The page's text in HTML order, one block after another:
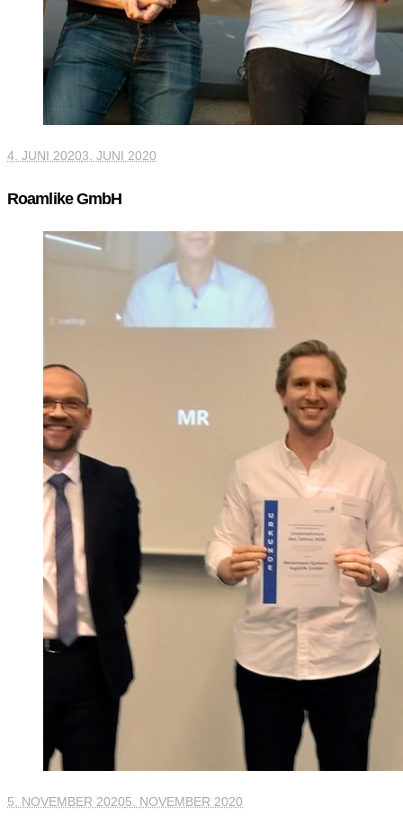
4. JUNI 20203. JUNI 2020
Roamlike GmbH
5. NOVEMBER 20205. NOVEMBER 2020